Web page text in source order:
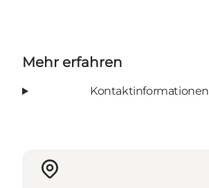
Mehr erfahren
Kontaktinformationen